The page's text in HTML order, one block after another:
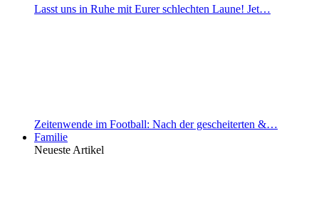
Lasst uns in Ruhe mit Eurer schlechten Laune! Jet…
Zeitenwende im Football: Nach der gescheiterten &…
Familie
Neueste Artikel